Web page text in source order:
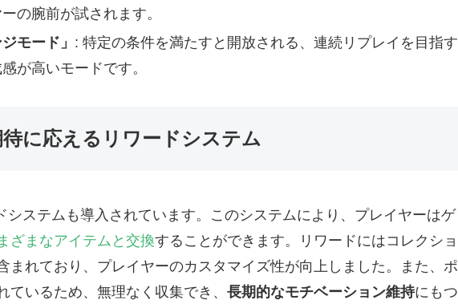
の腕前が試されます。
モード」 : 特定の条件を満たすと開放される、連続リプレイを目指す
が高いモードです。
に応えるリワードシステム
システムも導入されています。このシステムにより、プレイヤーはゲ
ざまなアイテムと交換することができます。リワードにはコレクショ
まれており、プレイヤーのカスタマイズ性が向上しました。また、ポ
ているため、無理なく収集でき、 長期的なモチベーション維持にもつ